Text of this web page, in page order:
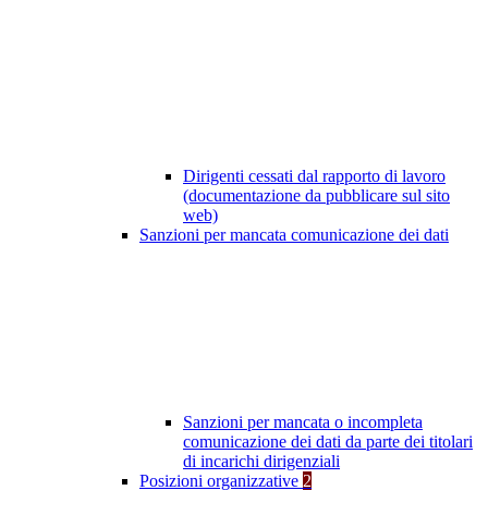
Dirigenti cessati dal rapporto di lavoro
(documentazione da pubblicare sul sito
web)
Sanzioni per mancata comunicazione dei dati
Sanzioni per mancata o incompleta
comunicazione dei dati da parte dei titolari
di incarichi dirigenziali
Posizioni organizzative 2